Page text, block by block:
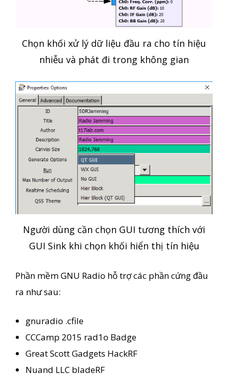
Chọn khối xử lý dữ liệu đầu ra cho tín hiệu
nhiễu và phát đi trong không gian
Người dùng cần chọn GUI tương thích với
GUI Sink khi chọn khối hiển thị tín hiệu
Phần mềm GNU Radio hỗ trợ các phần cứng đầu
ra như sau:
gnuradio .cfile
CCCamp 2015 rad1o Badge
Great Scott Gadgets HackRF
Nuand LLC bladeRF